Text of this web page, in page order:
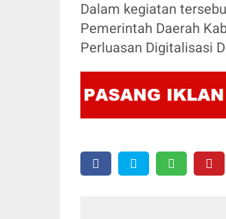
Dalam kegiatan
Pemerintah Daerah
Perluasan Digitalisasi